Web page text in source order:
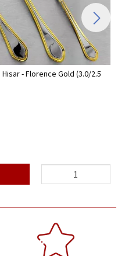
- Florence Gold (3.0/2.5